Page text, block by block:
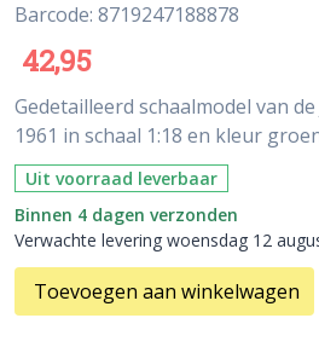
Barcode: 8719247188878
42,95
Gedetailleerd schaalmodel van
1961 in schaal 1:18 en kleur
Uit voorraad leverbaar
Binnen 4 dagen verzonden
Verwachte levering woensdag 12
Toevoegen aan winkelwagen